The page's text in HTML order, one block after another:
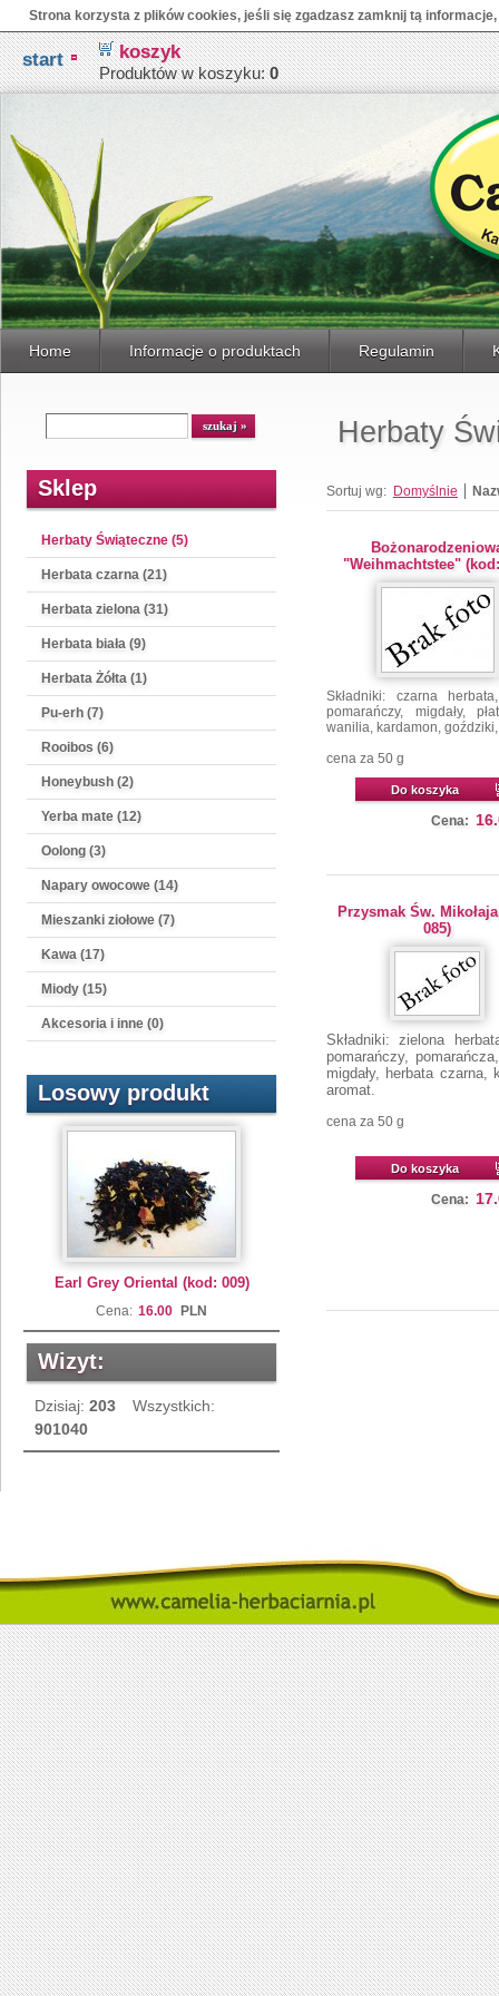
Strona korzysta z plików cookies, jeśli się zgadzasz zamknij tą
start koszyk
Produktów w koszyku:0
Home Informacje o produktach Regulamin
Sklep
Herbaty Świąteczne (5)
Herbata czarna (21)
Herbata zielona (31)
Herbata biała (9)
Herbata Żółta (1)
Pu-erh (7)
Rooibos (6)
Honeybush (2)
Yerba mate (12)
Oolong (3)
Napary owocowe (14)
Mieszanki ziołowe (7)
Kawa (17)
Miody (15)
Akcesoria i inne (0)
Losowy produkt
Earl Grey Oriental (kod: 009)
Cena: 16.00 PLN
Wizyt:
Dzisiaj: 203
Wszystkich:
901040
Herbaty
Sortuj wg: Domyślnie
"Weihmachtstee"
Składniki: czarna
pomarańczy, migdały,
wanilia, kardamon,
cena za 50 g
Do koszyka
Cena:
Przysmak Św.
085)
Składniki: zielona
pomarańczy,
migdały, herbata czarna,
aromat.
cena za 50 g
Do koszyka
Cena: